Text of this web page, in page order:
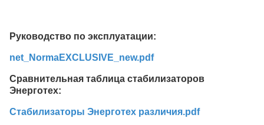
Руководство по эксплуатации:
net_NormaEXCLUSIVE_new.pdf
Сравнительная таблица стабилизаторов
Энерготех:
Стабилизаторы Энерготех различия.pdf